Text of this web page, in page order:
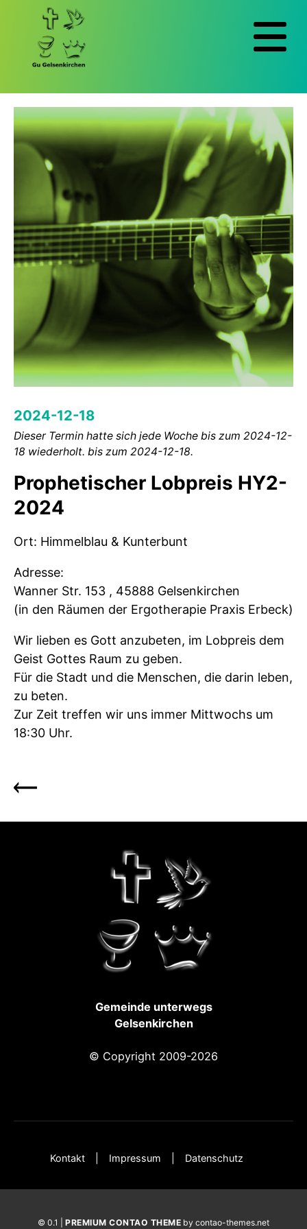
2024-12-18
Dieser Termin hatte sich jede Woche bis zum 2024-12-
18 wiederholt. bis zum 2024-12-18.
Prophetischer Lobpreis HY2-
2024
Ort: Himmelblau & Kunterbunt
Adresse:
Wanner Str. 153 , 45888 Gelsenkirchen
(in den Räumen der Ergotherapie Praxis Erbeck)
Wir lieben es Gott anzubeten, im Lobpreis dem
Geist Gottes Raum zu geben.
Für die Stadt und die Menschen, die darin leben,
zu beten.
Zur Zeit treffen wir uns immer Mittwochs um
18:30 Uhr.
Gemeinde unterwegs
Gelsenkirchen
© Copyright 2009-2026
Kontakt Impressum Datenschutz
© 0.1 | PREMIUM CONTAO THEME by contao-themes.net